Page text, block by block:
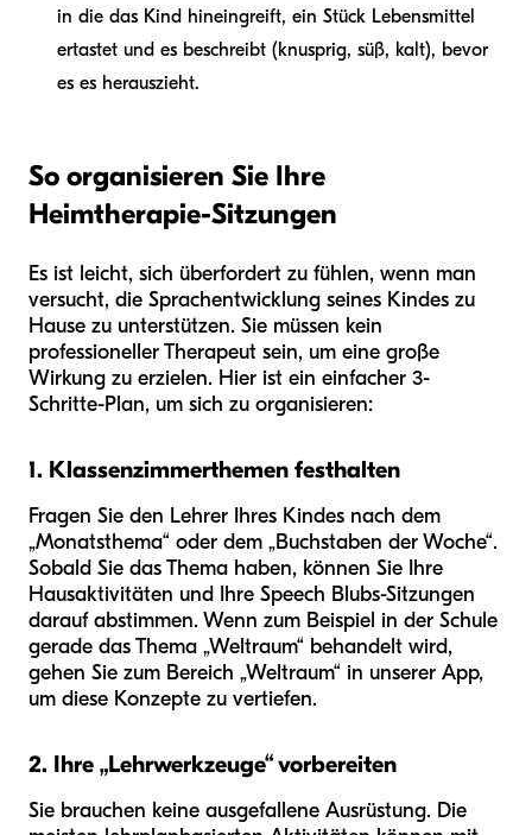
in die das Kind hineingreift, ein Stück Lebensmittel
ertastet und es beschreibt (knusprig, süß, kalt), bevor
es es herauszieht.
So organisieren Sie Ihre
Heimtherapie-Sitzungen
Es ist leicht, sich überfordert zu fühlen, wenn man
versucht, die Sprachentwicklung seines Kindes zu
Hause zu unterstützen. Sie müssen kein
professioneller Therapeut sein, um eine große
Wirkung zu erzielen. Hier ist ein einfacher 3-
Schritte-Plan, um sich zu organisieren:
1. Klassenzimmerthemen festhalten
Fragen Sie den Lehrer Ihres Kindes nach dem
„Monatsthema“ oder dem „Buchstaben der Woche“.
Sobald Sie das Thema haben, können Sie Ihre
Hausaktivitäten und Ihre Speech Blubs-Sitzungen
darauf abstimmen. Wenn zum Beispiel in der Schule
gerade das Thema „Weltraum“ behandelt wird,
gehen Sie zum Bereich „Weltraum“ in unserer App,
um diese Konzepte zu vertiefen.
2. Ihre „Lehrwerkzeuge“ vorbereiten
Sie brauchen keine ausgefallene Ausrüstung. Die